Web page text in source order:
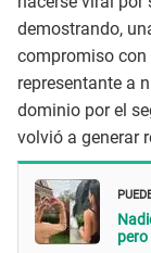
demostrando,
compromiso con
representante a
dominio por el
volvió a generar